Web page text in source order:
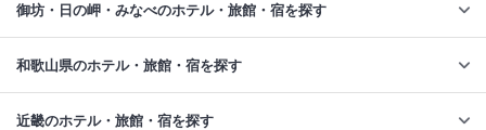
御坊・日の岬・みなべのホテル・旅館・宿を探す
和歌山県のホテル・旅館・宿を探す
近畿のホテル・旅館・宿を探す